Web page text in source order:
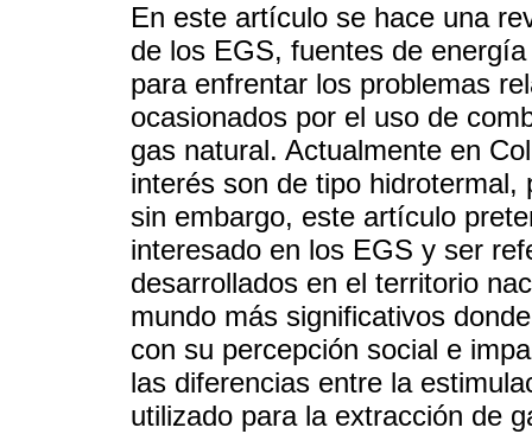
En este artículo se hace una
de los EGS, fuentes de
para enfrentar los problemas
ocasionados por el uso de
gas natural. Actualmente en
interés son de tipo
sin embargo, este artículo
interesado en los EGS y ser
desarrollados en el territorio
mundo más significativos
con su percepción social e
las diferencias entre la
utilizado para la extracción de